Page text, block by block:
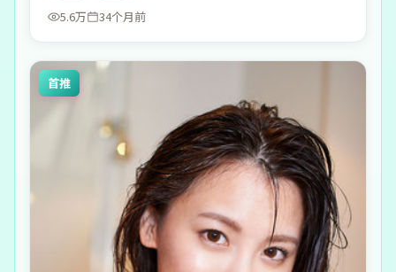
5.6万
34个月前
首推